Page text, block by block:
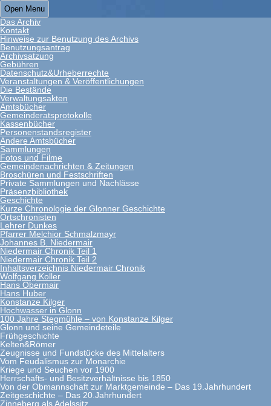
Open Menu
Das Archiv
Kontakt
Hinweise zur Benutzung des Archivs
Benutzungsantrag
Archivsatzung
Gebühren
Datenschutz&Urheberrechte
Veranstaltungen & Veröffentlichungen
Die Bestände
Verwaltungsakten
Amtsbücher
Gemeinderatsprotokolle
Kassenbücher
Personenstandsregister
Andere Amtsbücher
Sammlungen
Fotos und Filme
Gemeindenachrichten & Zeitungen
Broschüren und Festschriften
Private Sammlungen und Nachlässe
Präsenzbibliothek
Geschichte
Kurze Chronologie der Glonner Geschichte
Ortschronisten
Lehrer Dunkes
Pfarrer Melchior Schmalzmayr
Johannes B. Niedermair
Niedermair Chronik Teil 1
Niedermair Chronik Teil 2
Inhaltsverzeichnis Niedermair Chronik
Wolfgang Koller
Hans Obermair
Hans Huber
Konstanze Kilger
Hochwasser in Glonn
100 Jahre Stegmühle – von Konstanze Kilger
Glonn und seine Gemeindeteile
Frühgeschichte
Kelten&Römer
Zeugnisse und Fundstücke des Mittelalters
Vom Feudalismus zur Monarchie
Kriege und Seuchen vor 1900
Herrschafts- und Besitzverhältnisse bis 1850
Von der Obmannschaft zur Marktgemeinde – Das 19.Jahrhundert
Zeitgeschichte – Das 20.Jahrhundert
Zinneberg als Adelssitz